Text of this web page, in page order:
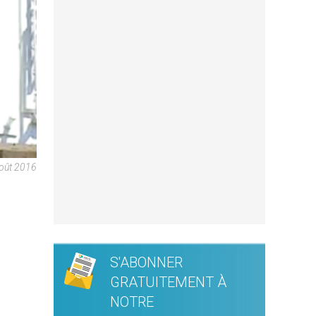
2016
S'ABONNER
GRATUITEMENT À
NOTRE